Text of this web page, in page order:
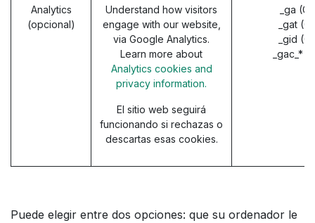
Analytics
(opcional)
Understand how visitors
engage with our website,
via Google Analytics.
Learn more about
Analytics cookies and
privacy information.
El sitio web seguirá
funcionando si rechazas o
descartas esas cookies.
_ga
_gat
_gid
_gac_*
Puede elegir entre dos opciones: que su ordenador le